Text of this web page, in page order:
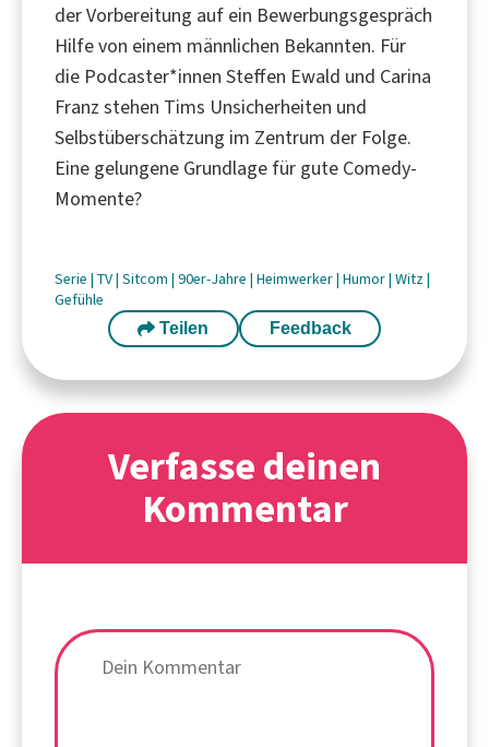
der Vorbereitung auf ein Bewerbungsgespräch
Hilfe von einem männlichen Bekannten. Für
die Podcaster*innen Steffen Ewald und Carina
Franz stehen Tims Unsicherheiten und
Selbstüberschätzung im Zentrum der Folge.
Eine gelungene Grundlage für gute Comedy-
Momente?
Serie | TV| Sitcom | 90er-Jahre | Heimwerker| Humor| Witz|
Gefühle
Teilen Feedback
Verfasse deinen
Kommentar